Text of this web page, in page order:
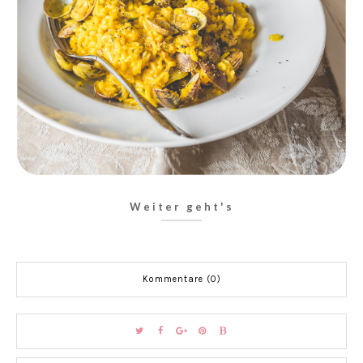
Weiter geht's
Kommentare (0)